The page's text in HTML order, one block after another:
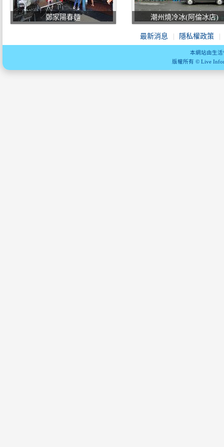
鄭家陽春麵 潮州燒冷冰(阿倫冰店)
最新消息 隱私權政策
本網站由生
版權所有 © Live